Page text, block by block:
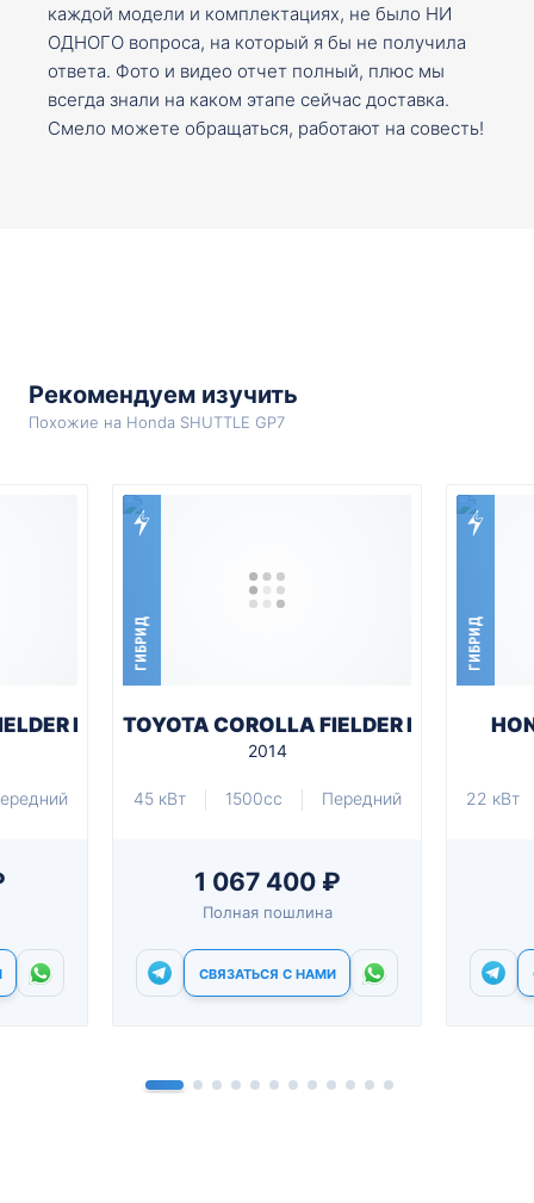
каждой модели и комплектациях, не было НИ
ОДНОГО вопроса, на который я бы не получила
ответа. Фото и видео отчет полный, плюс мы
всегда знали на каком этапе сейчас доставка.
Смело можете обращаться, работают на совесть!
Рекомендуем изучить
Похожие на Honda SHUTTLE GP7
NKE165G
ГИБРИД
TOYOTA COROLLA FIELDER NKE165G
2014
45 кВт 1500cc Передний
1 067 400 ₽
Полная пошлина
СВЯЗАТЬСЯ С НАМИ
ГИБРИД
22 кВт